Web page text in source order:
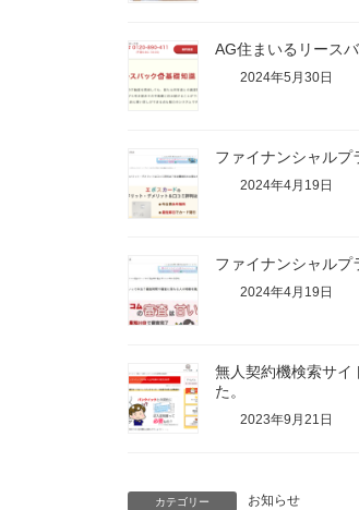
AG住まいるリース
2024年5月30日
ファイナンシャルプ
2024年4月19日
ファイナンシャルプ
2024年4月19日
無人契約機検索サイ
た。
2023年9月21日
カテゴリー お知らせ